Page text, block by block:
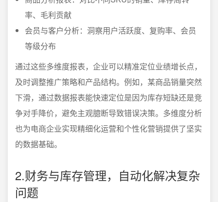
率、毛利贡献
会员与客户分析：洞察用户活跃度、复购率、会员
等级分布
通过这些多维度报表，企业可以精准定位业绩增长点，
及时调整推广策略和产品结构。例如，某商品销量突然
下滑，通过数据报表能快速定位是因为库存短缺还是竞
争对手降价，避免主观臆断导致错误决策。多维度分析
也为电商企业实现精细化运营和个性化营销提供了坚实
的数据基础。
2.财务与库存管理，自动化解决复杂
问题